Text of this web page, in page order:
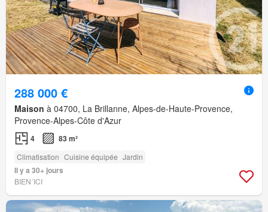
288 000 €
Maison à 04700, La Brillanne, Alpes-de-Haute-Provence,
Provence-Alpes-Côte d'Azur
4 83 m²
Climatisation Cuisine équipée Jardin
Il y a 30+ jours
BIEN´ICI